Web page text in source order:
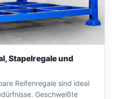
Stapelregale und
Reifenregale sind ideal
Geschweißte